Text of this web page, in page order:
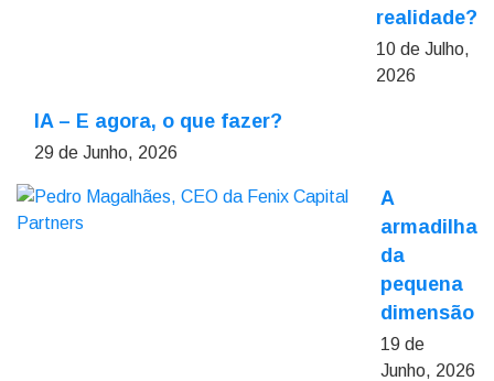
realidade?
10 de Julho,
2026
IA – E agora, o que fazer?
29 de Junho, 2026
A
armadilha
da
pequena
dimensão
19 de
Junho, 2026